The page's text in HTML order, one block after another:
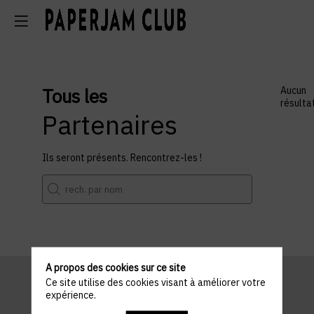
Tous les
Partenaires
Ils seront présents. Rencontrez-les !
Aucun
A propos des cookies sur ce site
Ce site utilise des cookies visant à améliorer votre
expérience.